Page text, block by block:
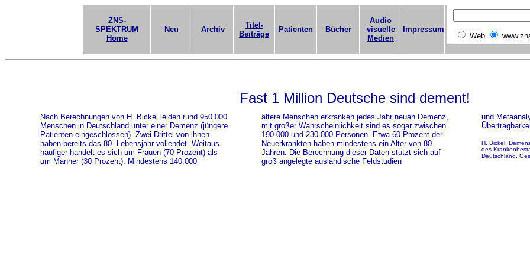
ZNS-
SPEKTRUM
Home
Neu Archiv
Titel-
Beiträge
Patienten Bücher
Audio
visuelle
Medien
Impressum
Web
Fast 1 Million Deutsche sind dement!
Nach Berechnungen von H. Bickel leiden rund 950.000
Menschen in Deutschland unter einer Demenz (jüngere
Patienten eingeschlossen). Zwei Drittel von ihnen
haben bereits das 80. Lebensjahr vollendet. Weitaus
häufiger handelt es sich um Frauen (70 Prozent) als
um Männer (30 Prozent). Mindestens 140.000
ältere Menschen erkranken jedes Jahr neuan Demenz,
mit großer Wahrscheinlichkeit sind es sogar zwischen
190.000 und 230.000 Personen. Etwa 60 Prozent der
Neuerkrankten haben mindestens ein Alter von 80
Jahren. Die Berechnung dieser Daten stützt sich auf
groß angelegte ausländische Feldstudien
und
H. Bickel:
des
Deutschland.